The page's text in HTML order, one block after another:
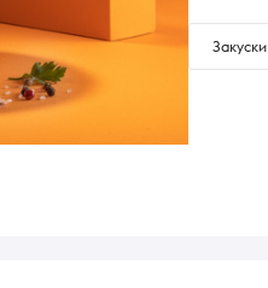
Закуски